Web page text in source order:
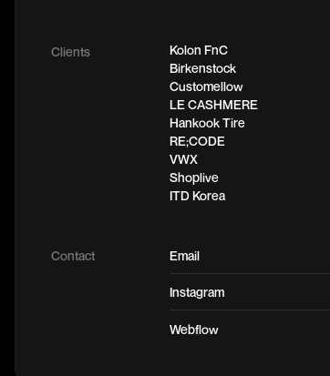
Clients
Kolon FnC
Birkenstock
Customellow
LE CASHMERE
Hankook Tire
RE;CODE
VWX
Shoplive
ITD Korea
Contact Email
Instagram
Webflow